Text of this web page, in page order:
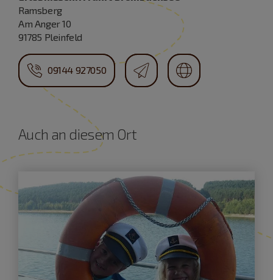
Ramsberg
Am Anger 10
91785 Pleinfeld
09144 927050
Auch an diesem Ort